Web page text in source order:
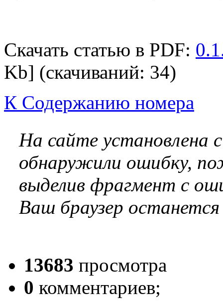
Скачать статью в PDF:
Kb] (cкачиваний: 34)
К Содержанию номера
На сайте установлена
обнаружили ошибку,
выделив фрагмент с
Ваш браузер
13683 просмотра
0 комментариев;